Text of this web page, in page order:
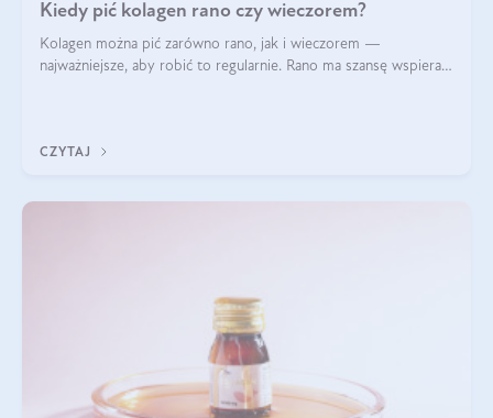
Kiedy pić kolagen rano czy wieczorem?
Kolagen można pić zarówno rano, jak i wieczorem —
najważniejsze, aby robić to regularnie. Rano ma szansę wspierać
CZYTAJ